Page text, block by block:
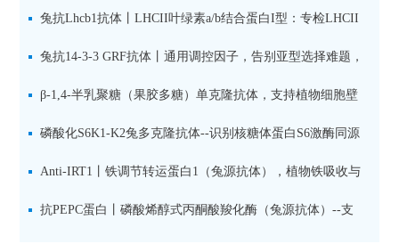
兔抗Lhcb1抗体丨LHCII叶绿素a/b结合蛋白I型：专检LHCII
中含量丰富的捕光蛋白
兔抗14-3-3 GRF抗体丨通用调控因子，告别亚型选择难题，
全面捕获植物信号转导枢纽蛋白
β-1,4-半乳聚糖（果胶多糖）单克隆抗体，支持植物细胞壁
果胶多糖精细结构解析
磷酸化S6K1-K2兔多克隆抗体--识别核糖体蛋白S6激酶同源
蛋白1-2的激活状态
Anti-IRT1丨铁调节转运蛋白1（兔源抗体），植物铁吸收与
微量元素代谢研究的关键工具
抗PEPC蛋白丨磷酸烯醇式丙酮酸羧化酶（兔源抗体）--支